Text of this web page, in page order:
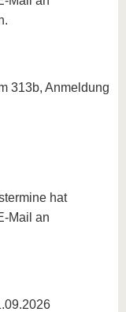
313b, Anmeldung
hat
Mail an